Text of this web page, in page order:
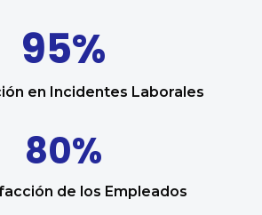
95%
en Incidentes Laborales
80%
de los Empleados